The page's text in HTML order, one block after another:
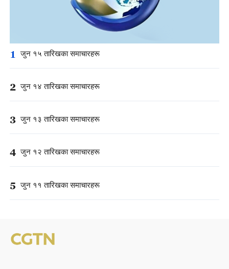
1 जुन १५ तारिखका समाचारहरू
2 जुन १४ तारिखका समाचारहरू
3 जुन १३ तारिखका समाचारहरू
4 जुन १२ तारिखका समाचारहरू
5 जुन ११ तारिखका समाचारहरू